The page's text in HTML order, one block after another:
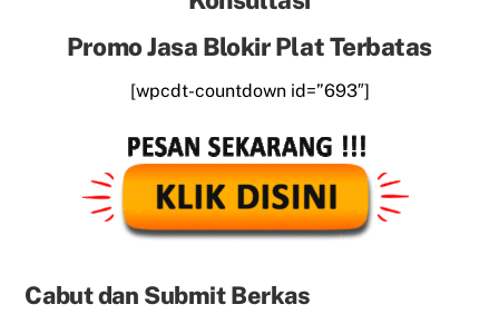
Promo Jasa Blokir Plat Terbatas
[wpcdt-countdown id=”693″]
Cabut dan Submit Berkas